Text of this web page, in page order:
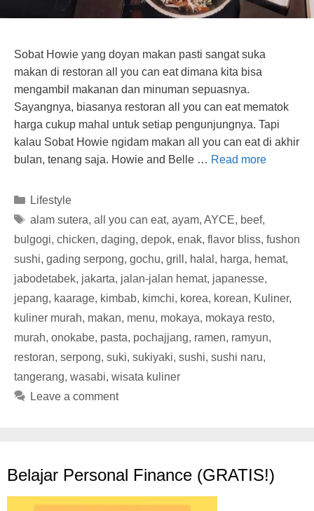
Sobat Howie yang doyan makan pasti sangat suka
makan di restoran all you can eat dimana kita bisa
mengambil makanan dan minuman sepuasnya.
Sayangnya, biasanya restoran all you can eat mematok
harga cukup mahal untuk setiap pengunjungnya. Tapi
kalau Sobat Howie ngidam makan all you can eat di akhir
bulan, tenang saja. Howie and Belle … Read more
Categories
Lifestyle
Tags
alam sutera, all you can eat, ayam, AYCE, beef,
bulgogi, chicken, daging, depok, enak, flavor bliss, fushon
sushi, gading serpong, gochu, grill , halal , harga, hemat,
jabodetabek, jakarta, jalan-jalan hemat, japanesse,
jepang, kaarage, kimbab, kimchi, korea, korean, Kuliner,
kuliner murah, makan, menu, mokaya, mokaya resto,
murah, onokabe, pasta, pochajjang, ramen, ramyun,
restoran, serpong, suki, sukiyaki, sushi, sushi naru,
tangerang, wasabi, wisata kuliner
Leave a comment
Belajar Personal Finance (GRATIS!)